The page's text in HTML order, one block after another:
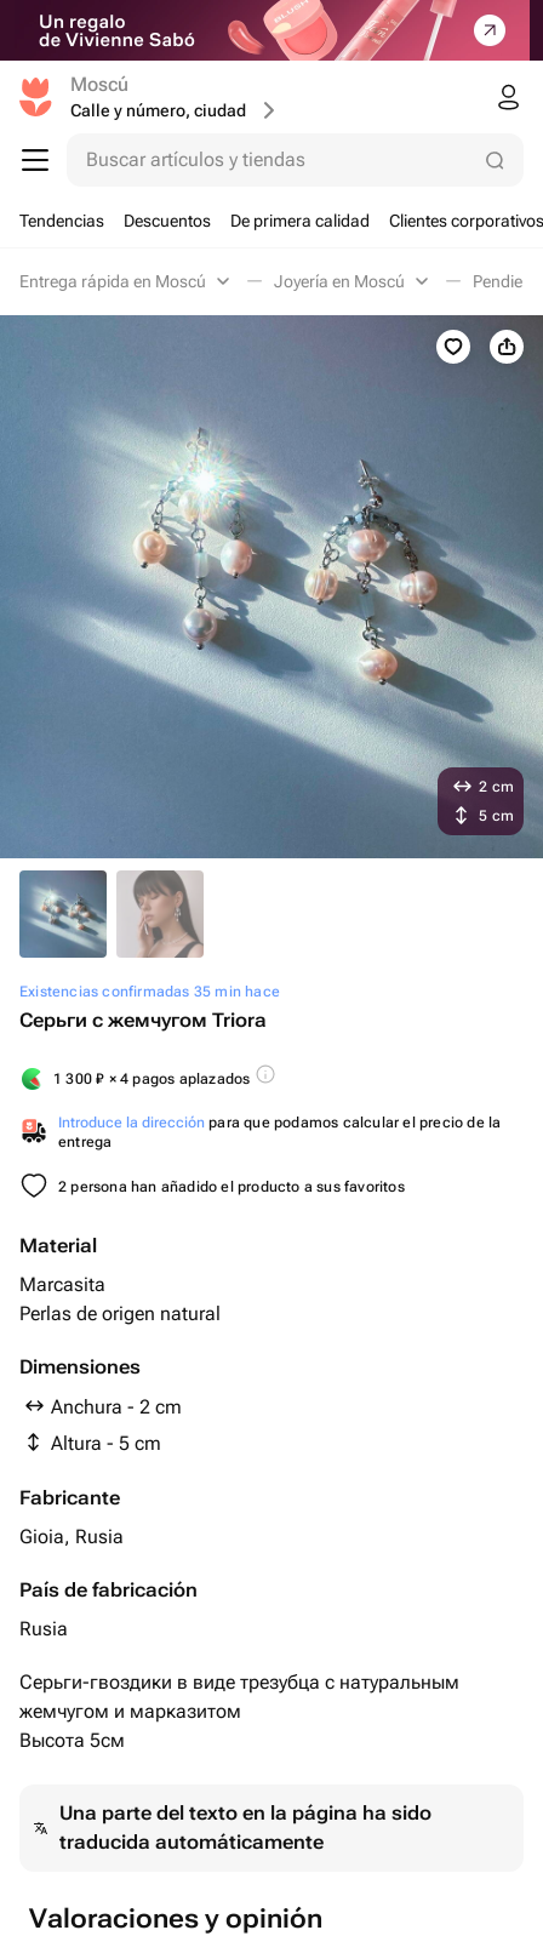
Moscú
Calle y número, ciudad
Buscar artículos y tiendas
Tendencias Descuentos De primera calidad Clientes corporativos
Entrega rápida en Moscú Joyería en Moscú
Existencias confirmadas 35 min hace
Серьги с жемчугом Triora
1 300₽ × 4 pagos aplazados
Introduce la dirección para que podamos calcular el precio de la
entrega
2 persona han añadido el producto a sus favoritos
Material
Marcasita
Perlas de origen natural
Dimensiones
Anchura - 2 cm
Altura - 5 cm
Fabricante
Gioia, Rusia
País de fabricación
Rusia
2 cm
5 cm
Серьги-гвоздики в виде трезубца с натуральным
жемчугом и марказитом
Высота 5см
Una parte del texto en la página ha sido
traducida automáticamente
Valoraciones y opinión